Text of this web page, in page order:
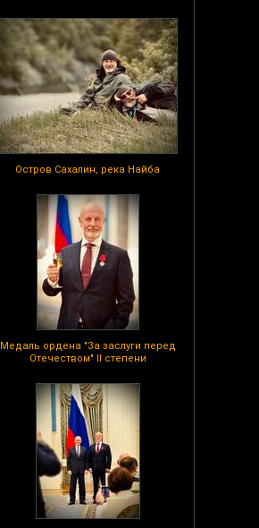
Остров Сахалин, река Найба
Медаль ордена "За заслуги перед
Отечеством" II степени